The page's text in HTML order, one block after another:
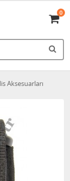
0
Aksesuarları